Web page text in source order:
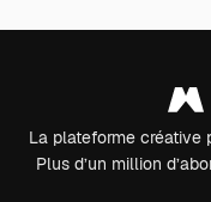
La plateforme créative
Plus d’un million